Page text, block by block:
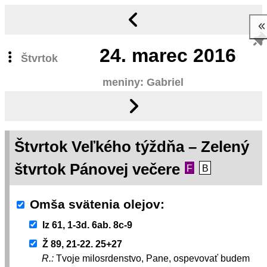
Štvrtok 24. marec 2016
meniny: Gabriel
Štvrtok Veľkého týždňa – Zelený
štvrtok Pánovej večere
F B
Omša svätenia olejov
Iz 61, 1-3d. 6ab. 8c-9
Ž 89, 21-22. 25+27
R.: Tvoje milosrdenstvo, Pane, ospevovať budem